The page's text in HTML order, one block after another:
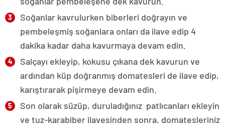
Soğanlar kavrulurken biberleri doğrayın ve
pembeleşmiş soğanlara onları da ilave edip 4
dakika kadar daha kavurmaya devam edin.
Salçayı ekleyip, kokusu çıkana dek kavurun ve
ardından küp doğranmış domatesleri de ilave edip,
karıştırarak pişirmeye devam edin.
Son olarak süzüp, duruladığınız patlıcanları ekleyin
ve tuz-karabiber ilavesinden sonra, domatesleriniz